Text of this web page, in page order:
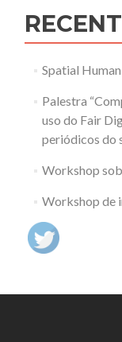
Spatial
Palestra
uso do Fair
periódicos do
Workshop
Workshop de